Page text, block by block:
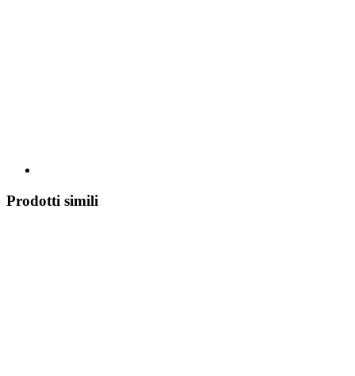
Prodotti simili